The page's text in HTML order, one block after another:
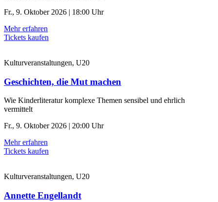
Fr., 9. Oktober 2026 | 18:00 Uhr
Mehr erfahren
Tickets kaufen
Kulturveranstaltungen, U20
Geschichten, die Mut machen
Wie Kinderliteratur komplexe Themen sensibel und ehrlich
vermittelt
Fr., 9. Oktober 2026 | 20:00 Uhr
Mehr erfahren
Tickets kaufen
Kulturveranstaltungen, U20
Annette Engellandt